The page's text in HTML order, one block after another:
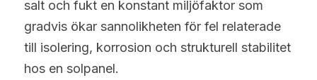
salt och fukt en konstant miljöfaktor som
gradvis ökar sannolikheten för fel relaterade
till isolering, korrosion och strukturell stabilitet
hos en solpanel.